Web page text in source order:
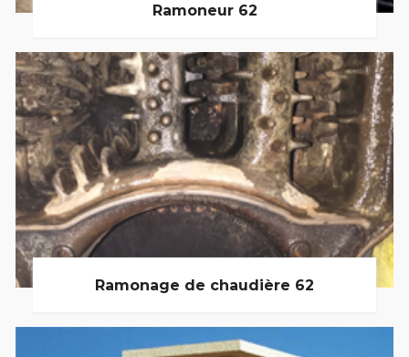
Ramoneur 62
Ramonage de chaudière 62